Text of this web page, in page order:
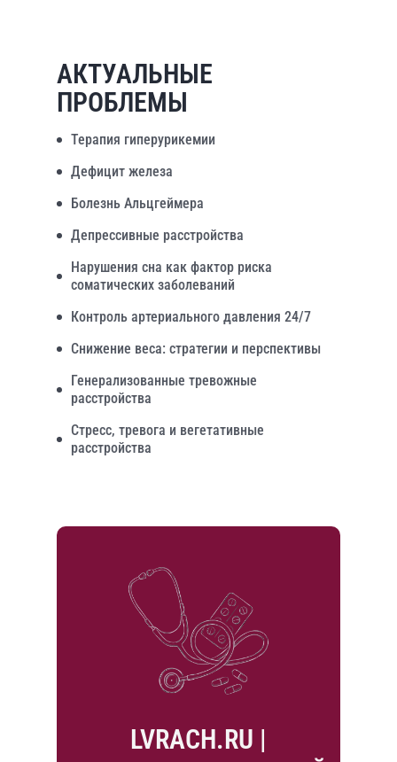
АКТУАЛЬНЫЕ
ПРОБЛЕМЫ
Терапия гиперурикемии
Дефицит железа
Болезнь Альцгеймера
Депрессивные расстройства
Нарушения сна как фактор риска
соматических заболеваний
Контроль артериального давления 24/7
Снижение веса: стратегии и перспективы
Генерализованные тревожные
расстройства
Стресс, тревога и вегетативные
расстройства
LVRACH.RU |